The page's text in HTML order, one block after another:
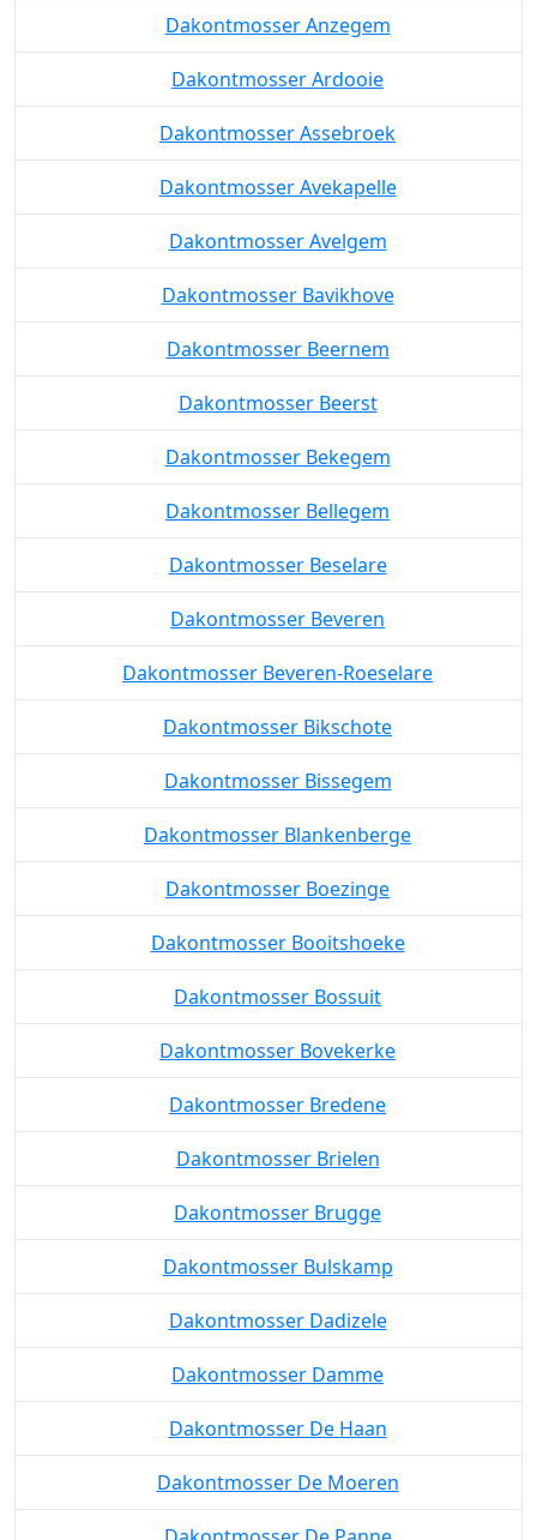
Dakontmosser Anzegem
Dakontmosser Ardooie
Dakontmosser Assebroek
Dakontmosser Avekapelle
Dakontmosser Avelgem
Dakontmosser Bavikhove
Dakontmosser Beernem
Dakontmosser Beerst
Dakontmosser Bekegem
Dakontmosser Bellegem
Dakontmosser Beselare
Dakontmosser Beveren
Dakontmosser Beveren-Roeselare
Dakontmosser Bikschote
Dakontmosser Bissegem
Dakontmosser Blankenberge
Dakontmosser Boezinge
Dakontmosser Booitshoeke
Dakontmosser Bossuit
Dakontmosser Bovekerke
Dakontmosser Bredene
Dakontmosser Brielen
Dakontmosser Brugge
Dakontmosser Bulskamp
Dakontmosser Dadizele
Dakontmosser Damme
Dakontmosser De Haan
Dakontmosser De Moeren